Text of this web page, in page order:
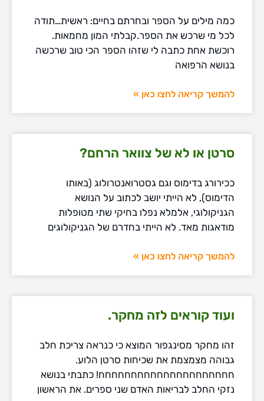
כמה מילים על הספר ובחרתם בחיים: ראשית…תודה
לכל מי שרכש את הספר.קבלתי המון מחמאות.
רוכשת אחת כתבה לי שזהו הספר הכי טוב שרכשה
בנושא הרפואה
להמשך קריאה לחצו כאן »
סרטן או לא של צוואר הרחם?
ככירורג בדימוס וגם גסטרואנטרולוג (באותו
הדימוס), לא הייתי יושב לכתוב על הנושא
הגניקולוגי, אלמלא נפלו בחיקי שתי מטופלות
מודאגות מאד. לא הייתי בחדרם של הגניקולוגים
להמשך קריאה לחצו כאן »
ועוד קוראים לזה מחקר.
זהו מחקר מסינגפור המוצא כי כנראה צריכת חלב
גבוהה מצמצמת את שכיחות סרטן הלוע.
חחחחחחחחחחחחחחחחחחחחח! כתבתי בנושא
נזקי החלב לבריאות האדם שני ספרים. את הראשון